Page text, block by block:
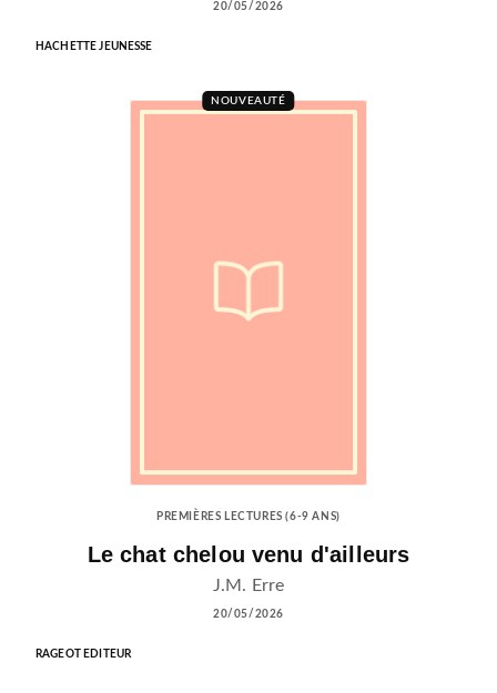
20/05/2026
HACHETTE JEUNESSE
NOUVEAUTÉ
PREMIÈRES LECTURES (6-9 ANS)
Le chat chelou venu d'ailleurs
J.M. Erre
20/05/2026
RAGEOT EDITEUR